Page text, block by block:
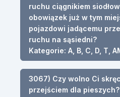
ruchu ciągnikiem
obowiązek już w tym
pojazdowi jadącemu
ruchu na sąsiedni?
Kategorie: A, B, C, D, T,
3067) Czy wolno Ci
przejściem dla pieszych?